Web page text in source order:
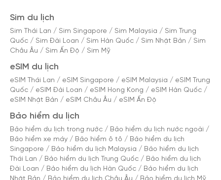
Sim du lịch
Sim Thái Lan / Sim Singapore / Sim Malaysia / Sim Trung
Quốc / Sim Đài Loan / Sim Hàn Quốc / Sim Nhật Bản / Sim
Châu Âu / Sim Ấn Độ / Sim Mỹ
eSIM du lịch
eSIM Thái Lan / eSIM Singapore / eSIM Malaysia / eSIM Trung
Quốc / eSIM Đài Loan / eSIM Hong Kong / eSIM Hàn Quốc /
eSIM Nhật Bản / eSIM Châu Âu / eSIM Ấn Độ
Bảo hiểm du lịch
Bảo hiểm du lịch trong nước / Bảo hiểm du lịch nước ngoài /
Bảo hiểm xe máy / Bảo hiểm ô tô / Bảo hiểm du lịch
Singapore / Bảo hiểm du lịch Malaysia / Bảo hiểm du lịch
Thái Lan / Bảo hiểm du lịch Trung Quốc / Bảo hiểm du lịch
Đài Loan / Bảo hiểm du lịch Hàn Quốc / Bảo hiểm du lịch